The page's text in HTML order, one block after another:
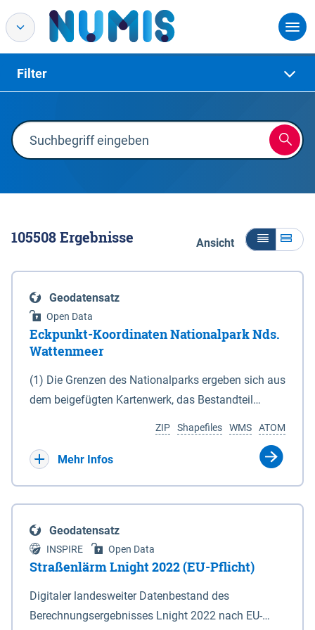
Filter
105508Ergebnisse Ansicht
Geodatensatz
Open Data
Eckpunkt-Koordinaten Nationalpark Nds.
Wattenmeer
(1) Die Grenzen des Nationalparks ergeben sich aus
dem beigefügten Kartenwerk, das Bestandteil
(DTK) im Maßstab 1 : 100 000 (Anlage 2), 2.
verkleinerte Amtliche Karte 1 : 5 000 (AK5) im
projizierte Koordinaten im Europäischen
Terrestrischen Referenzsystem 1989 (ETRS 89) mit
der Universalen Transversalen Mercator-Abbildung
bezogen auf die Zone 32 N (UTM 32N) dargestellt
(Anlage 4); Gleiches gilt für die geografischen
ATOM
WMS
Shapefiles
ZIP
Mehr Infos
Geodatensatz
INSPIRE Open Data
Straßenlärm Lnight 2022 (EU-Pflicht)
Digitaler landesweiter Datenbestand des
Berechnungsergebnisses Lnight 2022 nach EU-